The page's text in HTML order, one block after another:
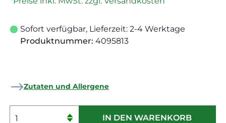
Sofort verfügbar, Lieferzeit: 2-4 Werktage
Produktnummer: 4095813
Zutaten und Allergene
Produkt Anzahl: Gib den
IN DEN WARENKORB